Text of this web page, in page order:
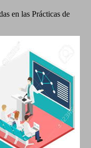
en las Prácticas de